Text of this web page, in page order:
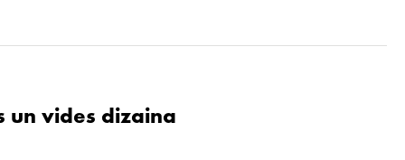
un vides dizaina